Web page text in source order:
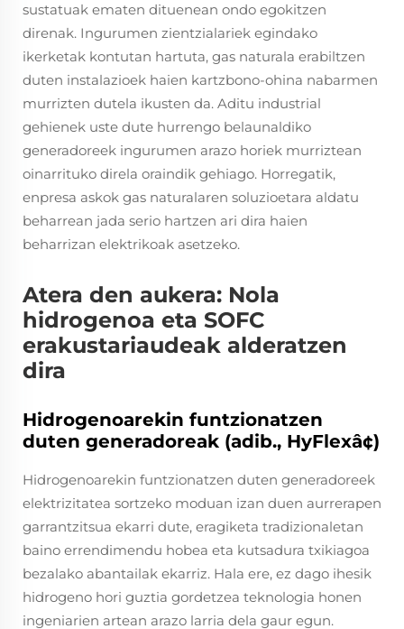
sustatuak ematen dituenean ondo egokitzen
direnak. Ingurumen zientzialariek egindako
ikerketak kontutan hartuta, gas naturala erabiltzen
duten instalazioek haien kartzbono-ohina nabarmen
murrizten dutela ikusten da. Aditu industrial
gehienek uste dute hurrengo belaunaldiko
generadoreek ingurumen arazo horiek murriztean
oinarrituko direla oraindik gehiago. Horregatik,
enpresa askok gas naturalaren soluzioetara aldatu
beharrean jada serio hartzen ari dira haien
beharrizan elektrikoak asetzeko.
Atera den aukera: Nola
hidrogenoa eta SOFC
erakustariaudeak alderatzen
dira
Hidrogenoarekin funtzionatzen
duten generadoreak (adib., HyFlexâ¢)
Hidrogenoarekin funtzionatzen duten generadoreek
elektrizitatea sortzeko moduan izan duen aurrerapen
garrantzitsua ekarri dute, eragiketa tradizionaletan
baino errendimendu hobea eta kutsadura txikiagoa
bezalako abantailak ekarriz. Hala ere, ez dago ihesik
hidrogeno hori guztia gordetzea teknologia honen
ingeniarien artean arazo larria dela gaur egun.